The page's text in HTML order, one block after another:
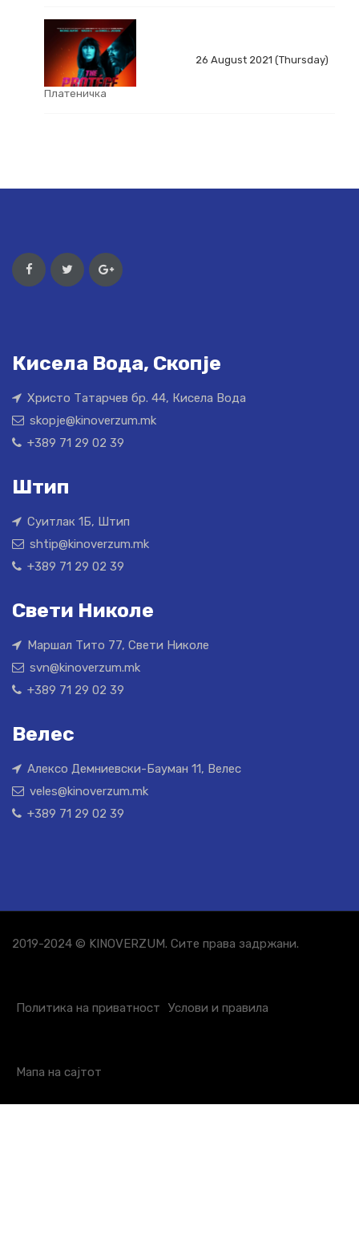
Платеничка
26 August 2021 (Thursday)
Кисела Вода, Скопје
Христо Татарчев бр. 44, Кисела Вода
skopje@kinoverzum.mk
+389 71 29 02 39
Штип
Суитлак 1Б, Штип
shtip@kinoverzum.mk
+389 71 29 02 39
Свети Николе
Маршал Тито 77, Свети Николе
svn@kinoverzum.mk
+389 71 29 02 39
Велес
Алексо Демниевски-Бауман 11, Велес
veles@kinoverzum.mk
+389 71 29 02 39
2019-2024 © KINOVERZUM. Сите права задржани.
Политика на приватност Услови и правила
Мапа на сајтот